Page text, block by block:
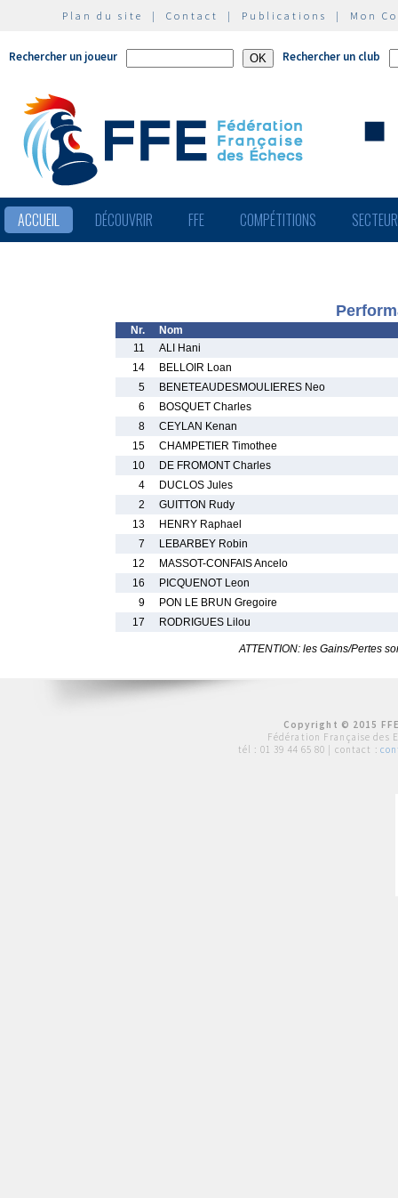
Plan du site | Contact | Publications | Mon
Rechercher un joueur Rechercher un club
ACCUEIL DÉCOUVRIR FFE COMPÉTITIONS
Nr.
Nom
11
ALI Hani
14
BELLOIR Loan
5
BENETEAUDESMOULIERES Neo
6
BOSQUET Charles
8
CEYLAN Kenan
15
CHAMPETIER Timothee
10
DE FROMONT Charles
4
DUCLOS Jules
2
GUITTON Rudy
13
HENRY Raphael
7
LEBARBEY Robin
12
MASSOT-CONFAIS Ancelo
16
PICQUENOT Leon
9
PON LE BRUN Gregoire
17
RODRIGUES Lilou
ATTENTION: les Gains/Pertes
Copyright © 2015
Fédération Française des
tél : 01 39 44 65 80 | contact :